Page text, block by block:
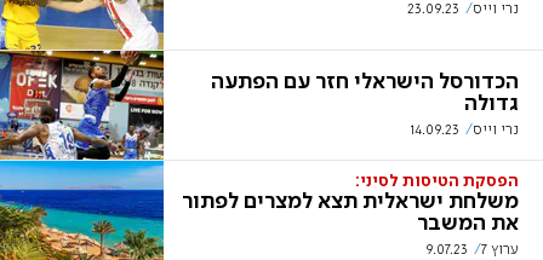
נרי וייס 23.09.23
הכדורסל הישראלי חזר עם הפתעה
גדולה
נרי וייס 14.09.23
הפסקת הטיסות לסיני:
משלחת ישראלית תצא למצרים לפתור
את המשבר
ערוץ 7 9.07.23